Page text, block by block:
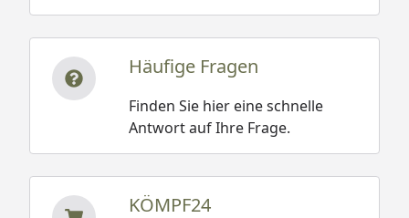
Häufige Fragen
Finden Sie hier eine schnelle
Antwort auf Ihre Frage.
KÖMPF24